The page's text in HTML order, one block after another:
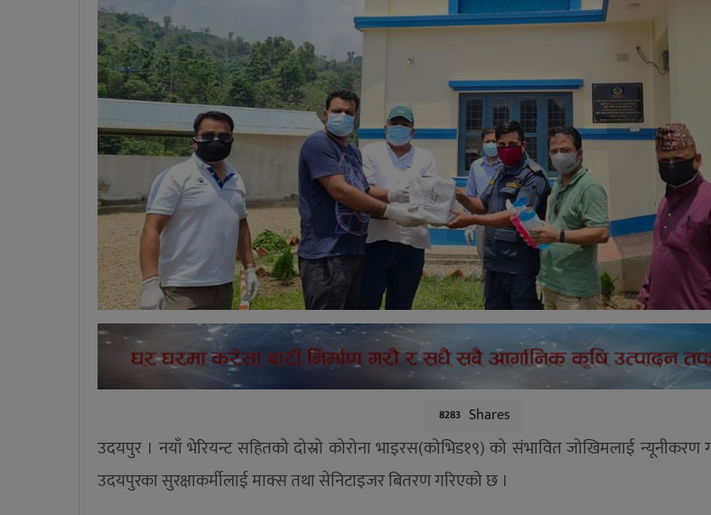
8283 Shares
उदयपुर । नयाँ भेरियन्ट सहितको दोस्रो कोरोना भाइरस(कोभिड१९) को संभावित जोखिमलाई न्यूनीकरण
उदयपुरका सुरक्षाकर्मीलाई माक्स तथा सेनिटाइजर बितरण गरिएको छ ।